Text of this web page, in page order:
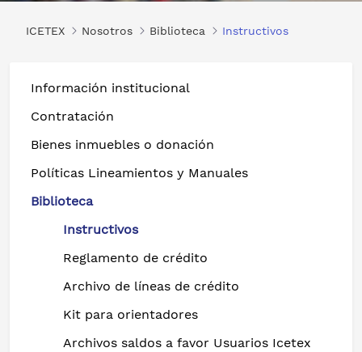
ICETEX Nosotros Biblioteca Instructivos
Información institucional
Contratación
Bienes inmuebles o donación
Políticas Lineamientos y Manuales
Biblioteca
Instructivos
Reglamento de crédito
Archivo de líneas de crédito
Kit para orientadores
Archivos saldos a favor Usuarios Icetex